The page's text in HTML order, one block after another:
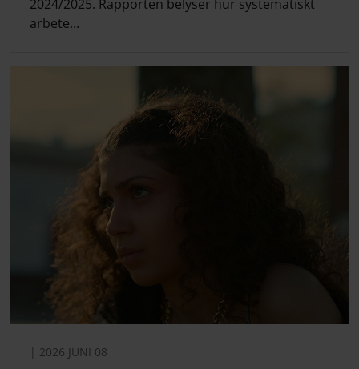
2024/2025. Rapporten belyser hur systematiskt
arbete...
| 2026 JUNI 08